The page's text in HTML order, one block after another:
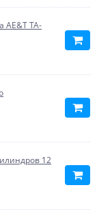
AE&T TA-
12